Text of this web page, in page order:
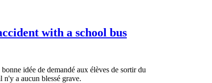
with a school bus
idée de demandé aux élèves de sortir du
n'y a aucun blessé grave.